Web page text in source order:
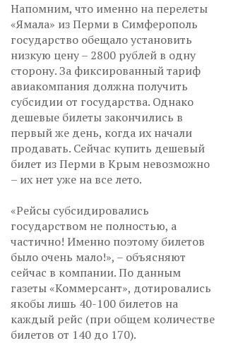
Напомним, что именно на перелеты
«Ямала» из Перми в Симферополь
государство обещало установить
низкую цену – 2800 рублей в одну
сторону. За фиксированный тариф
авиакомпания должна получить
субсидии от государства. Однако
дешевые билеты закончились в
первый же день, когда их начали
продавать. Сейчас купить дешевый
билет из Перми в Крым невозможно
– их нет уже на все лето.
«Рейсы субсидировались
государством не полностью, а
частично! Именно поэтому билетов
было очень мало!», – объясняют
сейчас в компании. По данным
газеты «Коммерсант», дотировались
якобы лишь 40-100 билетов на
каждый рейс (при общем количестве
билетов от 140 до 170).